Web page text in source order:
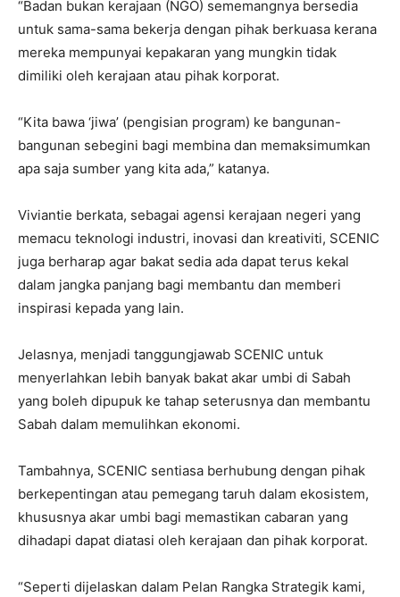
“Badan bukan kerajaan (NGO) sememangnya bersedia
untuk sama-sama bekerja dengan pihak berkuasa kerana
mereka mempunyai kepakaran yang mungkin tidak
dimiliki oleh kerajaan atau pihak korporat.
“Kita bawa ‘jiwa’ (pengisian program) ke bangunan-
bangunan sebegini bagi membina dan memaksimumkan
apa saja sumber yang kita ada,” katanya.
Viviantie berkata, sebagai agensi kerajaan negeri yang
memacu teknologi industri, inovasi dan kreativiti, SCENIC
juga berharap agar bakat sedia ada dapat terus kekal
dalam jangka panjang bagi membantu dan memberi
inspirasi kepada yang lain.
Jelasnya, menjadi tanggungjawab SCENIC untuk
menyerlahkan lebih banyak bakat akar umbi di Sabah
yang boleh dipupuk ke tahap seterusnya dan membantu
Sabah dalam memulihkan ekonomi.
Tambahnya, SCENIC sentiasa berhubung dengan pihak
berkepentingan atau pemegang taruh dalam ekosistem,
khususnya akar umbi bagi memastikan cabaran yang
dihadapi dapat diatasi oleh kerajaan dan pihak korporat.
“Seperti dijelaskan dalam Pelan Rangka Strategik kami,